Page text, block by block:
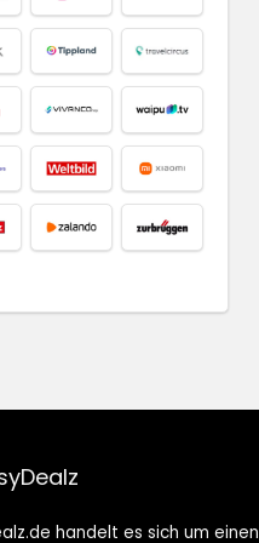
handelt es sich um einen